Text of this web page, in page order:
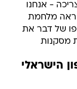
- אנחנו
ראה מלחמת
של דבר את
מסקנות
הישראלי